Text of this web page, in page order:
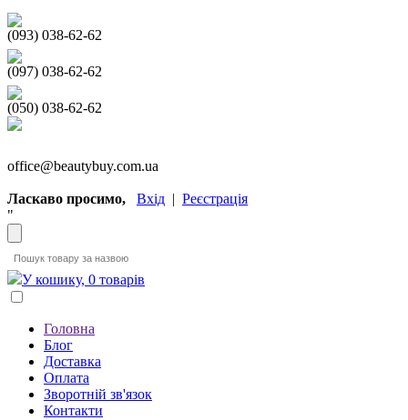
(093) 038-62-62
(097) 038-62-62
(050) 038-62-62
office@beautybuy.com.ua
Ласкаво просимо, Вхід | Реєстрація
"
У кошику, 0 товарів
Головна
Блог
Доставка
Оплата
Зворотній зв'язок
Контакти